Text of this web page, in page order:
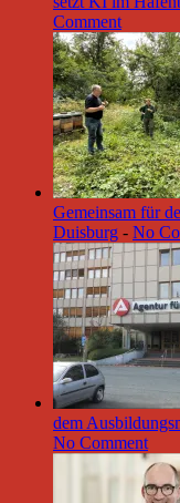
Comment
Gemeinsam für
Duisburg - No
dem
No Comment